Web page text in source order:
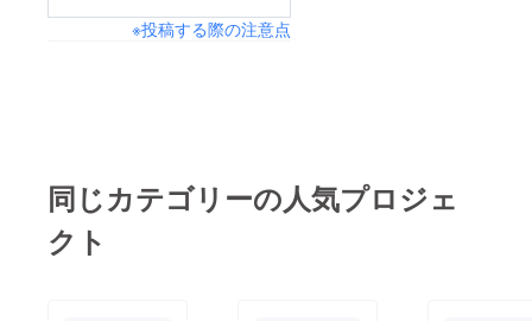
な業界でご活躍の方と
だと考えていて、「生
きる意義」を「人を笑
※投稿する際の注意点
同じカテゴリーの人気プロジェ
クト